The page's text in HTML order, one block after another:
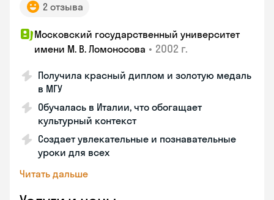
2 отзыва
Московский государственный университет
имени М. В. Ломоносова • 2002 г.
Получила красный диплом и золотую медаль
в МГУ
Обучалась в Италии, что обогащает
культурный контекст
Создает увлекательные и познавательные
уроки для всех
Читать дальше